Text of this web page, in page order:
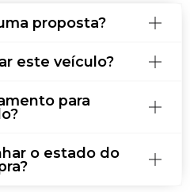
proposta?
este veículo?
para
o estado do